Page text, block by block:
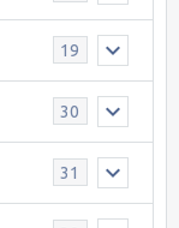
19
30
31